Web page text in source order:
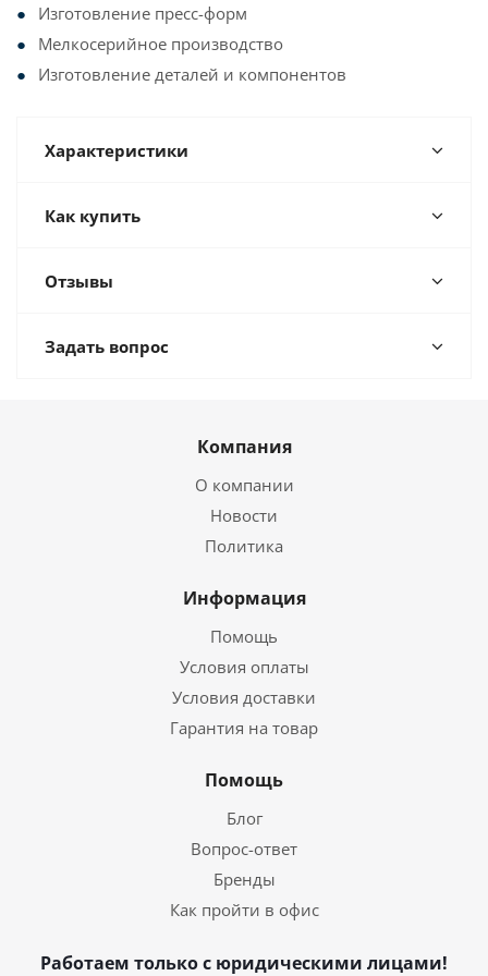
Изготовление пресс-форм
Мелкосерийное производство
Изготовление деталей и компонентов
Характеристики
Как купить
Отзывы
Задать вопрос
Компания
О компании
Новости
Политика
Информация
Помощь
Условия оплаты
Условия доставки
Гарантия на товар
Помощь
Блог
Вопрос-ответ
Бренды
Как пройти в офис
Работаем только с юридическими лицами!